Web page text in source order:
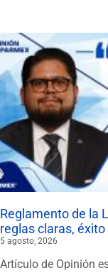
Reglamento de la
reglas claras,
5 agosto, 2026
Artículo de Opinión